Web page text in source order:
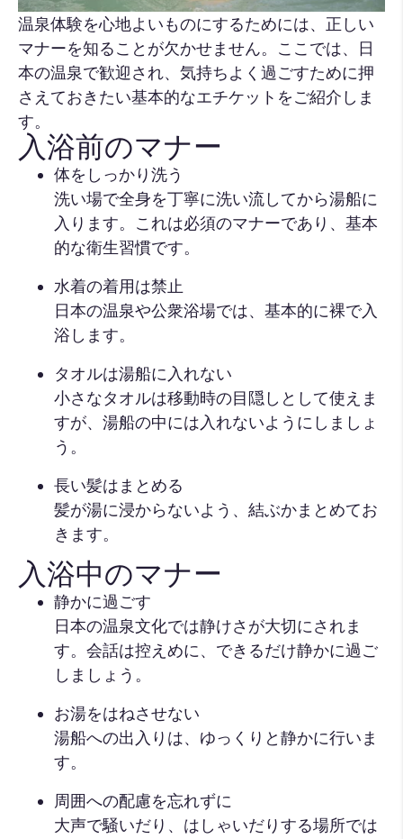
温泉体験を心地よいものにするためには、正しい
マナーを知ることが欠かせません。ここでは、日
本の温泉で歓迎され、気持ちよく過ごすために押
さえておきたい基本的なエチケットをご紹介しま
す。
入浴前のマナー
体をしっかり洗う
洗い場で全身を丁寧に洗い流してから湯船に
入ります。これは必須のマナーであり、基本
的な衛生習慣です。
水着の着用は禁止
日本の温泉や公衆浴場では、基本的に裸で入
浴します。
タオルは湯船に入れない
小さなタオルは移動時の目隠しとして使えま
すが、湯船の中には入れないようにしましょ
う。
長い髪はまとめる
髪が湯に浸からないよう、結ぶかまとめてお
きます。
入浴中のマナー
静かに過ごす
日本の温泉文化では静けさが大切にされま
す。会話は控えめに、できるだけ静かに過ご
しましょう。
お湯をはねさせない
湯船への出入りは、ゆっくりと静かに行いま
す。
周囲への配慮を忘れずに
大声で騒いだり、はしゃいだりする場所では